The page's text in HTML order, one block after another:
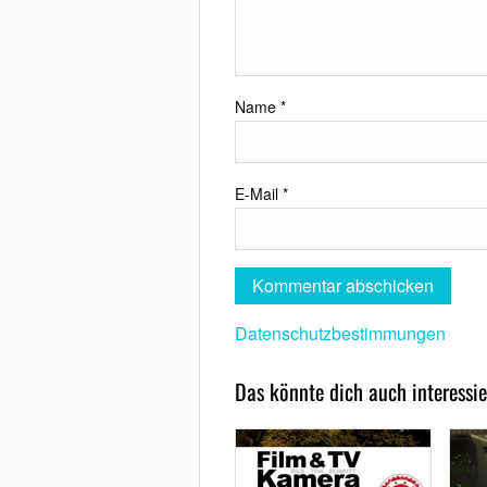
Name *
E-Mail *
Datenschutzbestimmungen
Das könnte dich auch